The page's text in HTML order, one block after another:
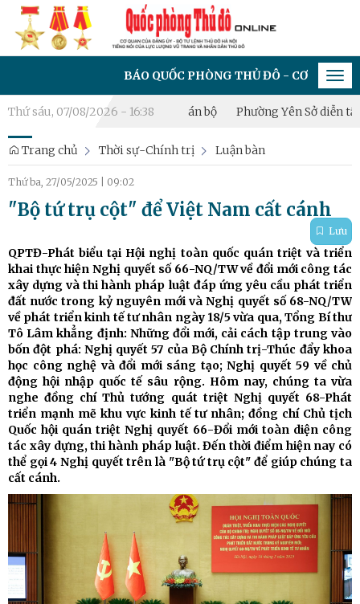
BÁO QUỐC PHÒNG THỦ ĐÔ - CƠ QUAN CỦA
Thứ sáu, 07/08/2026 - 16:38
quyết định về công tác cán bộ Phường Yên Sở diễn tập
Trang chủ Thời sự-Chính trị Luận bàn
Thứ ba, 27/05/2025 09:02
"Bộ tứ trụ cột" để Việt Nam cất cánh
Lưu
QPTĐ-Phát biểu tại Hội nghị toàn quốc quán triệt và triển
khai thực hiện Nghị quyết số 66-NQ/TW về đổi mới công tác
xây dựng và thi hành pháp luật đáp ứng yêu cầu phát triển
đất nước trong kỷ nguyên mới và Nghị quyết số 68-NQ/TW
về phát triển kinh tế tư nhân ngày 18/5 vừa qua, Tổng Bí thư
Tô Lâm khẳng định: Những đổi mới, cải cách tập trung vào
bốn đột phá: Nghị quyết 57 của Bộ Chính trị-Thúc đẩy khoa
học công nghệ và đổi mới sáng tạo; Nghị quyết 59 về chủ
động hội nhập quốc tế sâu rộng. Hôm nay, chúng ta vừa
nghe đồng chí Thủ tướng quát triệt Nghị quyết 68-Phát
triển mạnh mẽ khu vực kinh tế tư nhân; đồng chí Chủ tịch
Quốc hội quán triệt Nghị quyết 66-Đổi mới toàn diện công
tác xây dựng, thi hành pháp luật. Đến thời điểm hiện nay có
thể gọi 4 Nghị quyết trên là "Bộ tứ trụ cột" để giúp chúng ta
cất cánh.